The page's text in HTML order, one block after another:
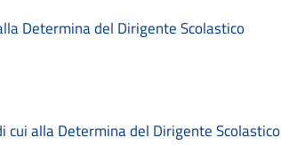
Determina del Dirigente Scolastico
cui alla Determina del Dirigente Scolastico